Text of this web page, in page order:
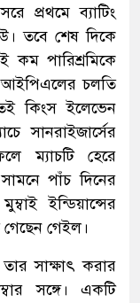
প্রথমে ব্যাটিং
তবে শেষ দিকে
কম পারিশ্রমিকে
আইপিএলের চলতি
কিংস ইলেভেন
সানরাইজার্সের
ম্যাচটি হেরে
সামনে পাঁচ দিনের
ইন্ডিয়ান্সের
গেইল।
সাক্ষাৎ করার
সঙ্গে। একটি